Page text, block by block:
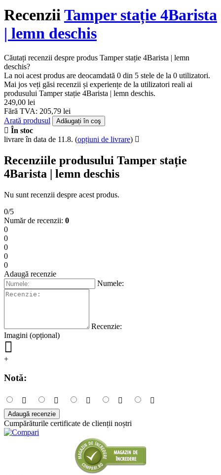
RecenziiTamper stație 4Barista
| lemn deschis
Căutați recenzii despre produs Tamper stație 4Barista | lemn
deschis?
La noi acest produs are deocamdată 0 din 5 stele de la 0 utilizatori.
Mai jos veți găsi recenzii și experiențe de la utilizatori reali ai
produsului Tamper stație 4Barista | lemn deschis.
249,00 lei
Fără TVA: 205,79 lei
Arată produsul
Adăugați în coş
În stoc
livrare în data de 11.8. (opțiuni de livrare)
Recenziile produsului Tamper stație
4Barista | lemn deschis
Nu sunt recenzii despre acest produs.
0/5
Număr de recenzii: 0
0
0
0
0
0
Adaugă recenzie
Numele:
Recenzie:
Imagini (opțional)
+
Notă:
Adaugă recenzie
Cumpărăturile certificate de clienții noștri